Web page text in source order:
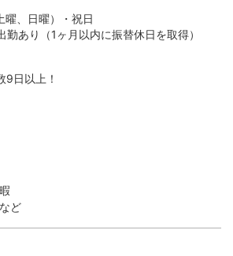
曜、日曜）・祝日
あり（1ヶ月以内に振替休日を取得）
9日以上！
ど